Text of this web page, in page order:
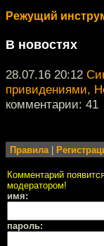
Режущий
В новостях
28.07.16 20:12
привидениями,
комментарии: 41
Правила|
Комментарий
модератором!
имя:
пароль: